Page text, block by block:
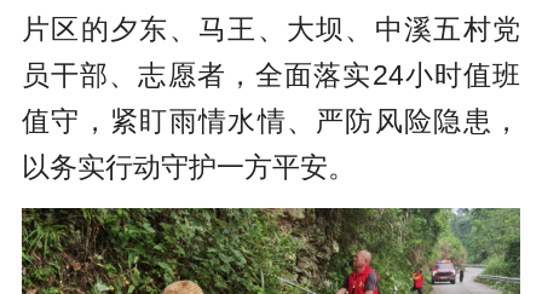
片区的夕东、马王、大坝、中溪五村党
员干部、志愿者，全面落实24小时值班
值守，紧盯雨情水情、严防风险隐患，
以务实行动守护一方平安。